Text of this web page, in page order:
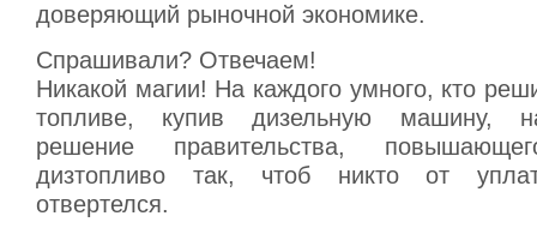
доверяющий рыночной экономике.
Спрашивали? Отвечаем!
Никакой магии! На каждого умного, кто
топливе, купив дизельную машину,
решение правительства,
дизтопливо так, чтоб никто от
отвертелся.